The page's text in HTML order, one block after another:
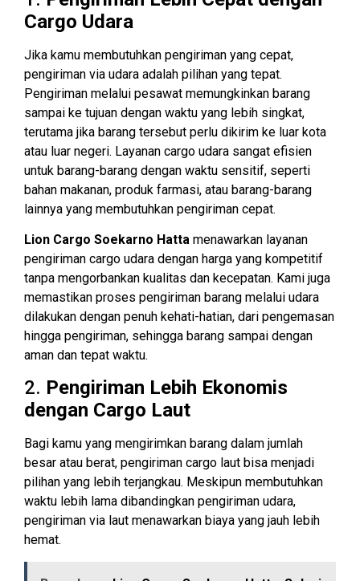
Cargo Udara
Jika kamu membutuhkan pengiriman yang cepat,
pengiriman via udara adalah pilihan yang tepat.
Pengiriman melalui pesawat memungkinkan barang
sampai ke tujuan dengan waktu yang lebih singkat,
terutama jika barang tersebut perlu dikirim ke luar kota
atau luar negeri. Layanan cargo udara sangat efisien
untuk barang-barang dengan waktu sensitif, seperti
bahan makanan, produk farmasi, atau barang-barang
lainnya yang membutuhkan pengiriman cepat.
Lion Cargo Soekarno Hatta menawarkan layanan
pengiriman cargo udara dengan harga yang kompetitif
tanpa mengorbankan kualitas dan kecepatan. Kami juga
memastikan proses pengiriman barang melalui udara
dilakukan dengan penuh kehati-hatian, dari pengemasan
hingga pengiriman, sehingga barang sampai dengan
aman dan tepat waktu.
2. Pengiriman Lebih Ekonomis
dengan Cargo Laut
Bagi kamu yang mengirimkan barang dalam jumlah
besar atau berat, pengiriman cargo laut bisa menjadi
pilihan yang lebih terjangkau. Meskipun membutuhkan
waktu lebih lama dibandingkan pengiriman udara,
pengiriman via laut menawarkan biaya yang jauh lebih
hemat.